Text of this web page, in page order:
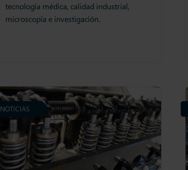
tecnología médica, calidad industrial,
microscopía e investigación.
NOTICIAS